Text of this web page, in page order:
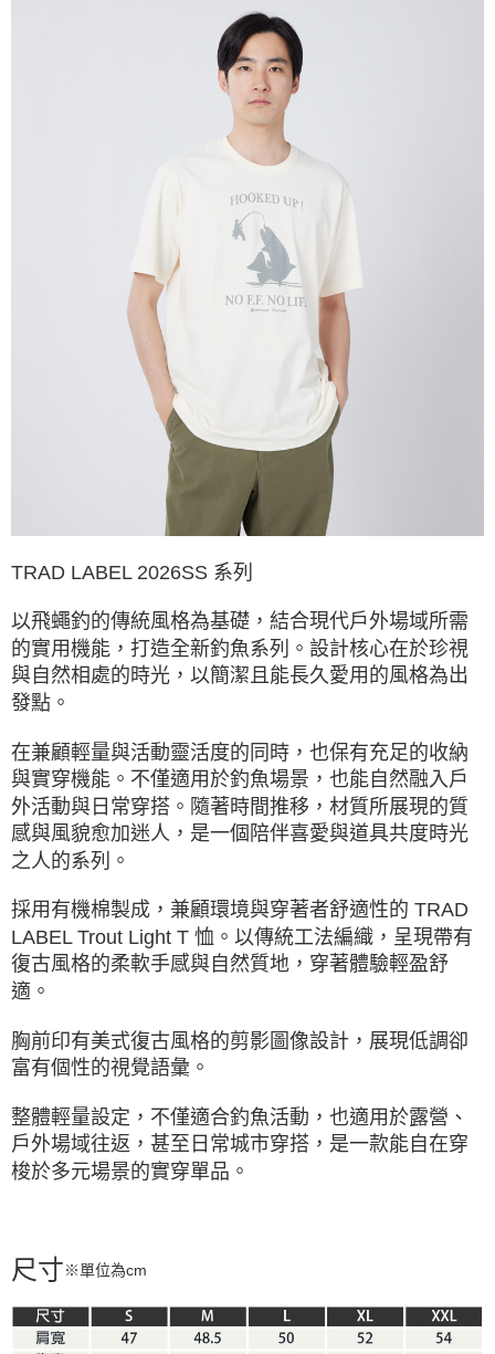
３．安心：先確認商品／服務後，再付款。
【「AFTEE先享後付」結帳流程】
１．於結帳方式選擇「AFTEE先享後付」後，將跳轉至「AFTEE先享後付」
結帳頁面，進行簡訊認證並確認金額後，即可完成結帳。
２．訂單成立數日內，您將收到繳費通知簡訊。
３．收到繳費通知簡訊後14天內，點擊此簡訊中的連結，可透過四大超商／
ATM／網路銀行／等多元方式進行付款，方視為交易完成。
※ 請注意：結帳手續完成當下不需立刻繳費，但若您需要取消訂單，請聯絡
購買商品的店家。未經商家同意取消之訂單仍視為有效，需透過AFTEE先享
※ 交易是否成功請以「AFTEE先享後付 」之結帳頁面顯示為準，若有關於
是否繳費成功／繳費後需取消欲退款等相關疑問，請聯繫「AFTEE先享後付
https://netprotections.freshdesk.com/support/home
１．透過由恩沛科技股份有限公司提供之「AFTEE先享後付」服務完成之交
易，需依本服務之必要範圍內提供個人資料，並將交易相關給付款項請求債
權轉讓予恩沛科技股份有限公司。
２．關於個人資料處理事宜，請瀏覽以下網址：
https://aftee.tw/terms/#terms3
３．未成年的使用者請事先徵得法定代理人或監護人之同意方可使用
「AFTEE先享後付」，若未經同意申辦者引起之損失，本公司不負相關責
４．使用「AFTEE先享後付」時，將依據個別帳號之用戶狀況，依本公司即
時審查核予不同之上限額度；若仍有額度不足之情形，本公司將視審查結果
請求用戶進行身份認證。
５．嚴禁一人註冊多個帳號或使用他人資訊註冊。若發現惡意使用之情形，
恩沛科技股份有限公司將有權停止該用戶之使用額度並採取法律行動。
每筆NT$100，滿NT$2,000(含以上)免運費
TRAD LABEL 2026SS 系列
以飛蠅釣的傳統風格為基礎，結合現代戶外場域所需
的實用機能，打造全新釣魚系列。設計核心在於珍視
與自然相處的時光，以簡潔且能長久愛用的風格為出
發點。
在兼顧輕量與活動靈活度的同時，也保有充足的收納
與實穿機能。不僅適用於釣魚場景，也能自然融入戶
外活動與日常穿搭。隨著時間推移，材質所展現的質
感與風貌愈加迷人，是一個陪伴喜愛與道具共度時光
之人的系列。
採用有機棉製成，兼顧環境與穿著者舒適性的 TRAD
LABEL Trout Light T 恤。以傳統工法編織，呈現帶有
復古風格的柔軟手感與自然質地，穿著體驗輕盈舒
適。
胸前印有美式復古風格的剪影圖像設計，展現低調卻
富有個性的視覺語彙。
整體輕量設定，不僅適合釣魚活動，也適用於露營、
戶外場域往返，甚至日常城市穿搭，是一款能自在穿
梭於多元場景的實穿單品。
尺寸※單位為cm